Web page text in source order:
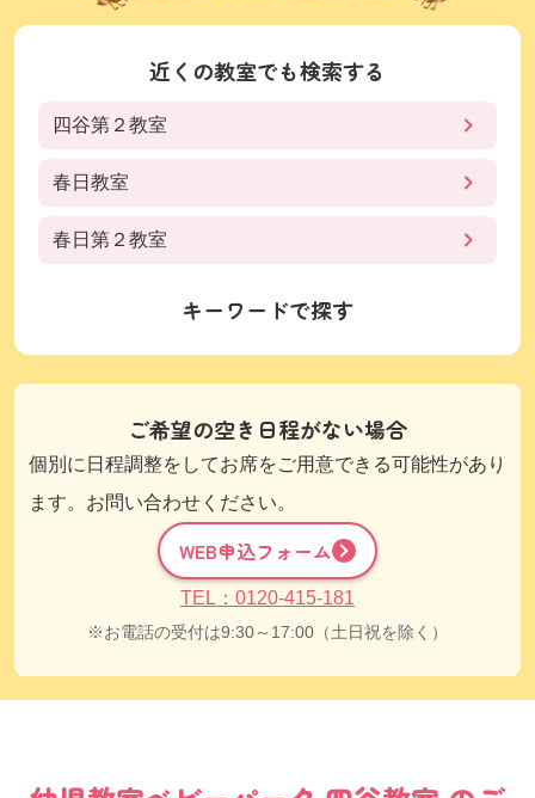
近くの教室でも検索する
四谷第２教室
春日教室
春日第２教室
キーワードで探す
ご希望の空き日程がない場合
個別に日程調整をしてお席をご用意できる可能性があり
ます。お問い合わせください。
WEB申込フォーム
TEL：0120-415-181
お電話の受付は9:30～17:00（土日祝を除く）